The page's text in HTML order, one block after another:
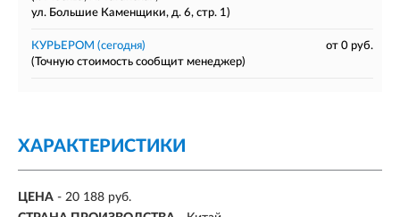
ул. Большие Каменщики, д. 6, стр. 1)
КУРЬЕРОМ (сегодня)
от 0 руб.
(Точную стоимость сообщит менеджер)
ХАРАКТЕРИСТИКИ
ЦЕНА - 20 188 руб.